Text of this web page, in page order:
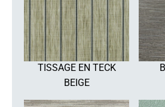
TISSAGE EN TECK
BEIGE